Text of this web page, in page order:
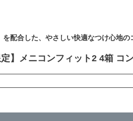
を配合した、やさしい快適なつけ心地
】メニコンフィット2 4箱 コ